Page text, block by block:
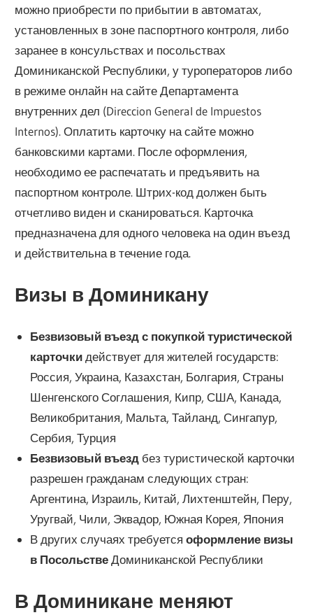
можно приобрести по прибытии в автоматах,
установленных в зоне паспортного контроля, либо
заранее в консульствах и посольствах
Доминиканской Республики, у туроператоров либо
в режиме онлайн на сайте Департамента
внутренних дел (Direccion General de Impuestos
Internos). Оплатить карточку на сайте можно
банковскими картами. После оформления,
необходимо ее распечатать и предъявить на
паспортном контроле. Штрих-код должен быть
отчетливо виден и сканироваться. Карточка
предназначена для одного человека на один въезд
и действительна в течение года.
Визы в Доминикану
Безвизовый въезд с покупкой туристической
карточкидействует для жителей государств:
Россия, Украина, Казахстан, Болгария, Страны
Шенгенского Соглашения, Кипр, США, Канада,
Великобритания, Мальта, Тайланд, Сингапур,
Сербия, Турция
Безвизовый въездбез туристической карточки
разрешен гражданам следующих стран:
Аргентина, Израиль, Китай, Лихтенштейн, Перу,
Уругвай, Чили, Эквадор, Южная Корея, Япония
В других случаях требуется оформление визы
в ПосольствеДоминиканской Республики
В Доминикане меняют